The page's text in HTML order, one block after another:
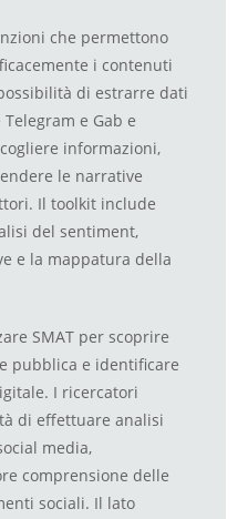
che permettono
i contenuti
di estrarre dati
e Gab e
informazioni,
le narrative
Il toolkit include
del sentiment,
e la mappatura della
SMAT per scoprire
pubblica e identificare
I ricercatori
di effettuare analisi
media,
comprensione delle
sociali. Il lato